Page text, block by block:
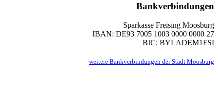
Bankverbindungen
Sparkasse Freising Moosburg
IBAN: DE93 7005 1003 0000 0000 27
BIC: BYLADEM1FSI
weitere Bankverbindungen der Stadt Moosburg